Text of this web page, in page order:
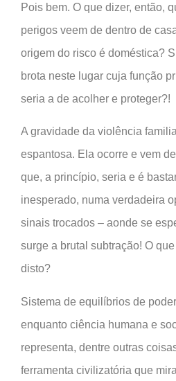
Pois bem. O que dizer, então,
perigos veem de dentro de
origem do risco é doméstica?
brota neste lugar cuja função
seria a de acolher e proteger?!
A gravidade da violência
espantosa. Ela ocorre e vem
que, a princípio, seria e é
inesperado, numa verdadeira
sinais trocados – aonde se
surge a brutal subtração! O
disto?
Sistema de equilíbrios de
enquanto ciência humana e
representa, dentre outras
ferramenta civilizatória que